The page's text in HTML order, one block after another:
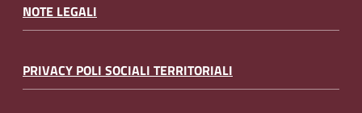
NOTE LEGALI
PRIVACY POLI SOCIALI TERRITORIALI